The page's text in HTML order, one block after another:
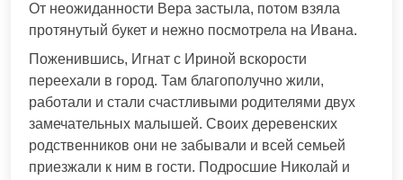
От неожиданности Вера застыла, потом взяла
протянутый букет и нежно посмотрела на Ивана.
Поженившись, Игнат с Ириной вскорости
переехали в город. Там благополучно жили,
работали и стали счастливыми родителями двух
замечательных малышей. Своих деревенских
родственников они не забывали и всей семьей
приезжали к ним в гости. Подросшие Николай и